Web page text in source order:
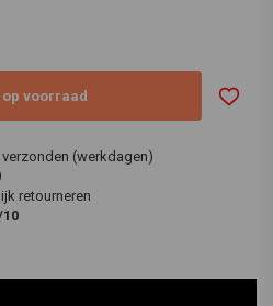
voorraad
(werkdagen)
retourneren